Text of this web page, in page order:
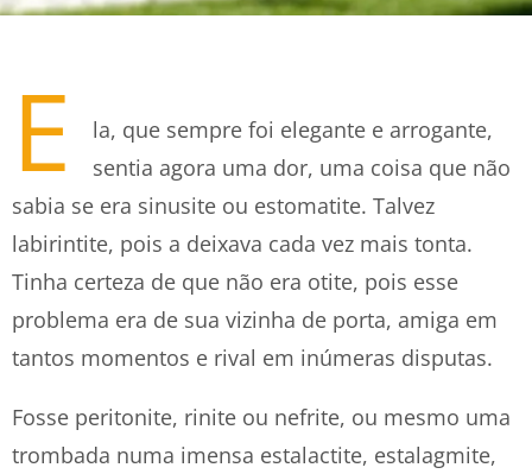
E
la, que sempre foi elegante e arrogante,
sentia agora uma dor, uma coisa que não
sabia se era sinusite ou estomatite. Talvez
labirintite, pois a deixava cada vez mais tonta.
Tinha certeza de que não era otite, pois esse
problema era de sua vizinha de porta, amiga em
tantos momentos e rival em inúmeras disputas.
Fosse peritonite, rinite ou nefrite, ou mesmo uma
trombada numa imensa estalactite, estalagmite,